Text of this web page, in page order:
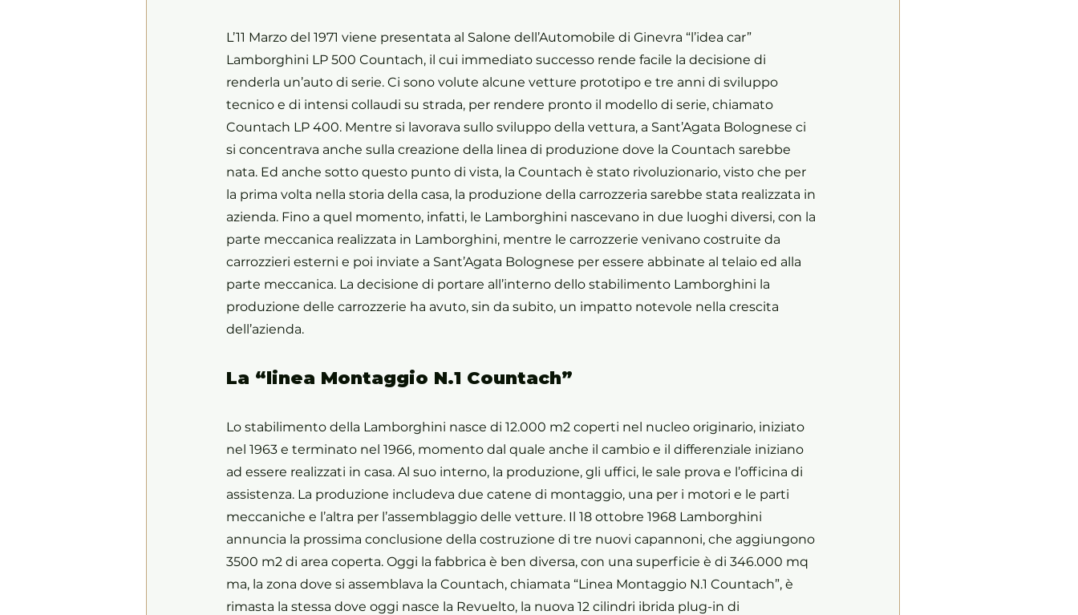
L’11 Marzo del 1971 viene presentata al Salone dell’Automobile di Ginevra “l’idea car”
Lamborghini LP 500 Countach, il cui immediato successo rende facile la decisione di
renderla un’auto di serie. Ci sono volute alcune vetture prototipo e tre anni di sviluppo
tecnico e di intensi collaudi su strada, per rendere pronto il modello di serie, chiamato
Countach LP 400. Mentre si lavorava sullo sviluppo della vettura, a Sant’Agata Bolognese ci
si concentrava anche sulla creazione della linea di produzione dove la Countach sarebbe
nata. Ed anche sotto questo punto di vista, la Countach è stato rivoluzionario, visto che per
la prima volta nella storia della casa, la produzione della carrozzeria sarebbe stata realizzata in
azienda. Fino a quel momento, infatti, le Lamborghini nascevano in due luoghi diversi, con la
parte meccanica realizzata in Lamborghini, mentre le carrozzerie venivano costruite da
carrozzieri esterni e poi inviate a Sant’Agata Bolognese per essere abbinate al telaio ed alla
parte meccanica. La decisione di portare all’interno dello stabilimento Lamborghini la
produzione delle carrozzerie ha avuto, sin da subito, un impatto notevole nella crescita
dell’azienda.
La “linea Montaggio N.1 Countach”
Lo stabilimento della Lamborghini nasce di 12.000 m2 coperti nel nucleo originario, iniziato
nel 1963 e terminato nel 1966, momento dal quale anche il cambio e il differenziale iniziano
ad essere realizzati in casa. Al suo interno, la produzione, gli uffici, le sale prova e l’officina di
assistenza. La produzione includeva due catene di montaggio, una per i motori e le parti
meccaniche e l’altra per l’assemblaggio delle vetture. Il 18 ottobre 1968 Lamborghini
annuncia la prossima conclusione della costruzione di tre nuovi capannoni, che aggiungono
3500 m2 di area coperta. Oggi la fabbrica è ben diversa, con una superficie è di 346.000 mq
ma, la zona dove si assemblava la Countach, chiamata “Linea Montaggio N.1 Countach”, è
rimasta la stessa dove oggi nasce la Revuelto, la nuova 12 cilindri ibrida plug-in di